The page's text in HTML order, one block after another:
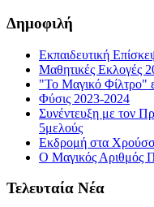
Δημοφιλή
Εκπαιδευτική
Μαθητικές Εκλογές
"Το Μαγικό Φίλτρο"
Φύσις 2023-2024
Συνέντευξη με τον
5μελούς
Εκδρομή στα
Ο Μαγικός Αριθμός
Τελευταία Νέα